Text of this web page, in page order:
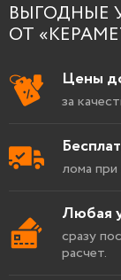
ВЫГОДНЫЕ
ОТ
Цены
за
лома при
Любая
сразу
расчет.